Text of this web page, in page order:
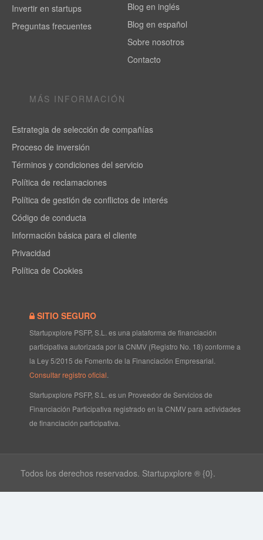
Invertir en startups
Preguntas frecuentes
Blog en inglés
Blog en español
Sobre nosotros
Contacto
MÁS INFORMACIÓN
Estrategia de selección de compañías
Proceso de inversión
Términos y condiciones del servicio
Política de reclamaciones
Política de gestión de conflictos de interés
Código de conducta
Información básica para el cliente
Privacidad
Política de Cookies
SITIO SEGURO
Startupxplore PSFP, S.L. es una plataforma de financiación
participativa autorizada por la CNMV (Registro No. 18) conforme a
la Ley 5/2015 de Fomento de la Financiación Empresarial.
Consultar registro oficial
Startupxplore PSFP, S.L. es un Proveedor de Servicios de
Financiación Participativa registrado en la CNMV para actividades
de financiación participativa.
Todos los derechos reservados. Startupxplore ® {0}.